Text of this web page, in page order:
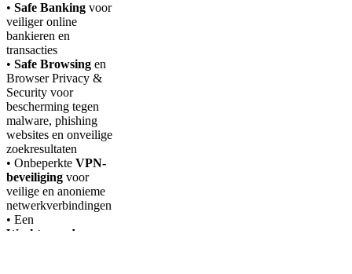
• Safe Banking voor
veiliger online
bankieren en
transacties
• Safe Browsing en
Browser Privacy &
Security voor
bescherming tegen
malware, phishing
websites en onveilige
zoekresultaten
• Onbeperkte VPN-
beveiliging voor
veilige en anonieme
netwerkverbindingen
• Een
Wachtwoordmanager